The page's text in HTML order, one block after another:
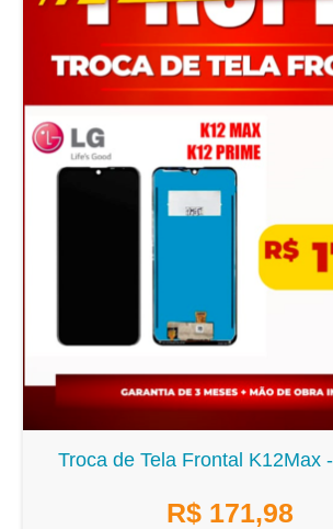
Troca de Tela Frontal K12Max
R$ 171,98